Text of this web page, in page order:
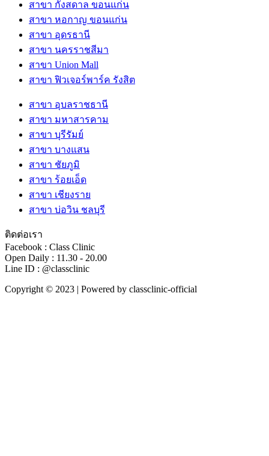
สาขา กังสดาล ขอนแก่น
สาขา หอกาญ ขอนแก่น
สาขา อุดรธานี
สาขา นครราชสีมา
สาขา Union Mall
สาขา ฟิวเจอร์พาร์ค รังสิต
สาขา อุบลราชธานี
สาขา มหาสารคาม
สาขา บุรีรัมย์
สาขา บางแสน
สาขา ชัยภูมิ
สาขา ร้อยเอ็ด
สาขา เชียงราย
สาขา บ่อวิน ชลบุรี
ติดต่อเรา
Facebook : Class Clinic
Open Daily : 11.30 - 20.00
Line ID : @classclinic​
Copyright © 2023 | Powered by classclinic-official